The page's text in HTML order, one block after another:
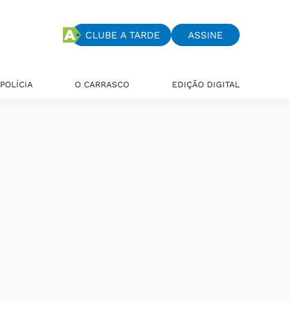
CLUBE A TARDE ASSINE
POLÍCIA O CARRASCO EDIÇÃO DIGITAL